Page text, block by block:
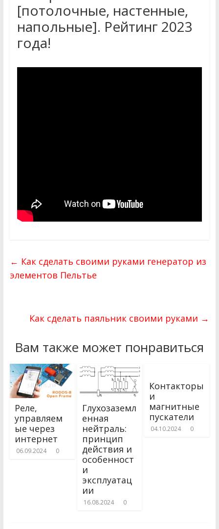
[потолочные, настенные,
напольные]. Рейтинг 2023
года!
← Как сделать своими руками генератор из
элементов Пельтье
Как сделать паяльник своими руками →
Вам также может понравиться
Реле,
управляем
ые через
интернет
06.09.2024 0
Глухозаземл
енная
нейтраль:
принцип
действия и
особенност
и
эксплуатац
ии
16.08.2024 0
Контакторы
и
магнитные
пускатели
04.10.2024 0